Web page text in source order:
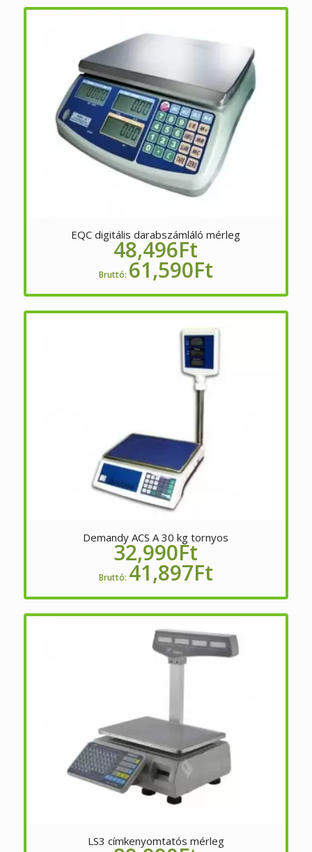
EQC digitális darabszámláló mérleg
48,496Ft
Bruttó: 61,590Ft
Demandy ACS A 30 kg tornyos
32,990Ft
Bruttó: 41,897Ft
LS3 címkenyomtatós mérleg